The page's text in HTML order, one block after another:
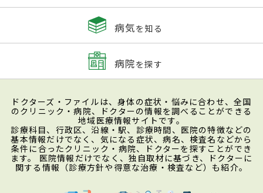
病気を知る
病院を探す
ドクターズ・ファイルは、身体の症状・悩みに合わせ、全国
のクリニック・病院、ドクターの情報を調べることができる
地域医療情報サイトです。
診療科目、行政区、沿線・駅、診療時間、医院の特徴などの
基本情報だけでなく、気になる症状、病名、検査名などから
条件に合ったクリニック・病院、ドクターを探すことができ
ます。 医院情報だけでなく、独自取材に基づき、ドクターに
関する情報（診療方針や得意な治療・検査など）も紹介。